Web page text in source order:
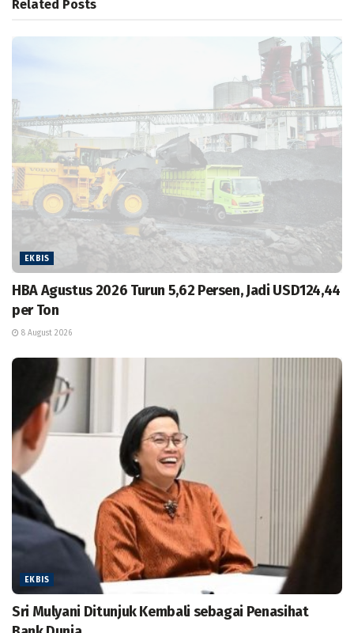
Related Posts
EKBIS
HBA Agustus 2026 Turun 5,62 Persen, Jadi USD124,44
per Ton
8 August 2026
EKBIS
Sri Mulyani Ditunjuk Kembali sebagai Penasihat